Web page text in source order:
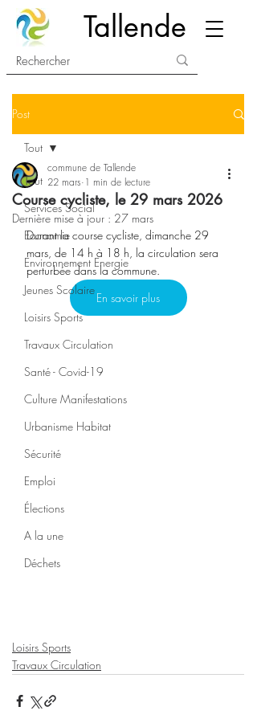
Tallende
Post
Tout
Services Social
Economie
Environnement Energie
Jeunes Scolaire
Loisirs Sports
Travaux Circulation
Santé - Covid-19
Culture Manifestations
Urbanisme Habitat
Sécurité
Emploi
Élections
A la une
Déchets
Tout
Course cycliste, le 29 mars 2026
commune de Tallende
22 mars 1 min de lecture
Dernière mise à jour : 27 mars
Durant la course cycliste, dimanche 29
mars, de 14 h à 18 h, la circulation sera
perturbée dans la commune.
En savoir plus
Loisirs Sports
Travaux Circulation